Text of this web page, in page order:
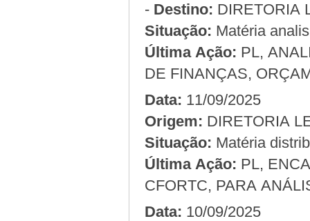
- Destino: DIRETORIA
Situação: Matéria
Última Ação: PL,
DE FINANÇAS,
Data: 11/09/2025
Origem:
Situação: Matéria
Última Ação: PL,
CFORTC, PARA
Data: 10/09/2025